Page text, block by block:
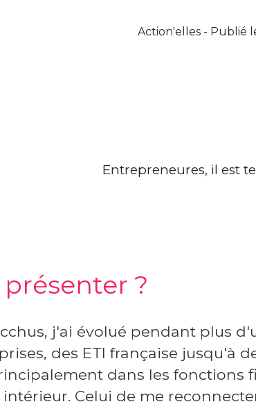
Action'elles - Publié
?
j'ai évolué pendant plus
des ETI française jusqu'à
dans les fonctions
Celui de me